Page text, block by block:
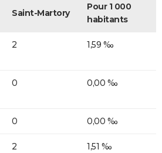
Saint-Martory
Pour 1 000
habitants
2 1,59 ‰
0 0,00 ‰
0 0,00 ‰
2 1,51 ‰